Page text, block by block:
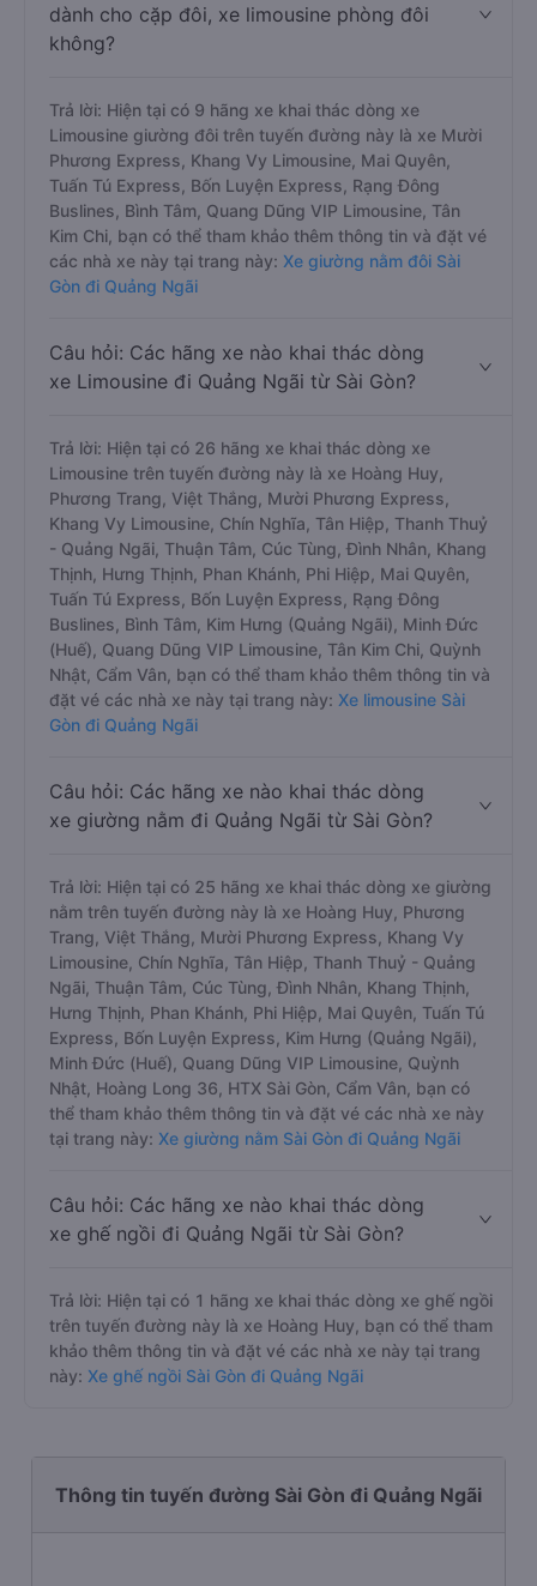
dành cho cặp đôi, xe limousine phòng đôi
không?
Trả lời: Hiện tại có 9 hãng xe khai thác dòng xe
Limousine giường đôi trên tuyến đường này là xe Mười
Phương Express, Khang Vy Limousine, Mai Quyên,
Tuấn Tú Express, Bốn Luyện Express, Rạng Đông
Buslines, Bình Tâm, Quang Dũng VIP Limousine, Tân
Kim Chi, bạn có thể tham khảo thêm thông tin và đặt vé
các nhà xe này tại trang này: Xe giường nằm đôi Sài
Gòn đi Quảng Ngãi
Câu hỏi: Các hãng xe nào khai thác dòng
xe Limousine đi Quảng Ngãi từ Sài Gòn?
Trả lời: Hiện tại có 26 hãng xe khai thác dòng xe
Limousine trên tuyến đường này là xe Hoàng Huy,
Phương Trang, Việt Thắng, Mười Phương Express,
Khang Vy Limousine, Chín Nghĩa, Tân Hiệp, Thanh Thuỷ
- Quảng Ngãi, Thuận Tâm, Cúc Tùng, Đình Nhân, Khang
Thịnh, Hưng Thịnh, Phan Khánh, Phi Hiệp, Mai Quyên,
Tuấn Tú Express, Bốn Luyện Express, Rạng Đông
Buslines, Bình Tâm, Kim Hưng (Quảng Ngãi), Minh Đức
(Huế), Quang Dũng VIP Limousine, Tân Kim Chi, Quỳnh
Nhật, Cẩm Vân, bạn có thể tham khảo thêm thông tin và
đặt vé các nhà xe này tại trang này: Xe limousine Sài
Gòn đi Quảng Ngãi
Câu hỏi: Các hãng xe nào khai thác dòng
xe giường nằm đi Quảng Ngãi từ Sài Gòn?
Trả lời: Hiện tại có 25 hãng xe khai thác dòng xe giường
nằm trên tuyến đường này là xe Hoàng Huy, Phương
Trang, Việt Thắng, Mười Phương Express, Khang Vy
Limousine, Chín Nghĩa, Tân Hiệp, Thanh Thuỷ - Quảng
Ngãi, Thuận Tâm, Cúc Tùng, Đình Nhân, Khang Thịnh,
Hưng Thịnh, Phan Khánh, Phi Hiệp, Mai Quyên, Tuấn Tú
Express, Bốn Luyện Express, Kim Hưng (Quảng Ngãi),
Minh Đức (Huế), Quang Dũng VIP Limousine, Quỳnh
Nhật, Hoàng Long 36, HTX Sài Gòn, Cẩm Vân, bạn có
thể tham khảo thêm thông tin và đặt vé các nhà xe này
tại trang này: Xe giường nằm Sài Gòn đi Quảng Ngãi
Câu hỏi: Các hãng xe nào khai thác dòng
xe ghế ngồi đi Quảng Ngãi từ Sài Gòn?
Trả lời: Hiện tại có 1 hãng xe khai thác dòng xe ghế ngồi
trên tuyến đường này là xe Hoàng Huy, bạn có thể tham
khảo thêm thông tin và đặt vé các nhà xe này tại trang
này: Xe ghế ngồi Sài Gòn đi Quảng Ngãi
Thông tin tuyến đường Sài Gòn đi Quảng Ngãi